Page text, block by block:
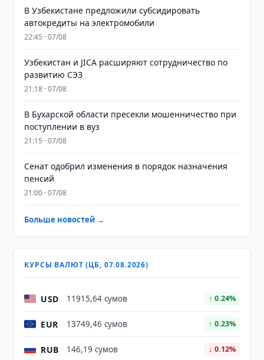
В Узбекистане предложили субсидировать
автокредиты на электромобили
22:45 · 07/08
Узбекистан и JICA расширяют сотрудничество по
развитию СЭЗ
21:18 · 07/08
В Бухарской области пресекли мошенничество при
поступлении в вуз
21:15 · 07/08
Сенат одобрил изменения в порядок назначения
пенсий
21:00 · 07/08
Больше новостей →
КУРСЫ ВАЛЮТ (ЦБ, 07.08.2026)
USD 11915,64 сумов ↑ 0.24%
EUR 13749,46 сумов ↑ 0.23%
RUB 146,19 сумов ↓ 0.12%